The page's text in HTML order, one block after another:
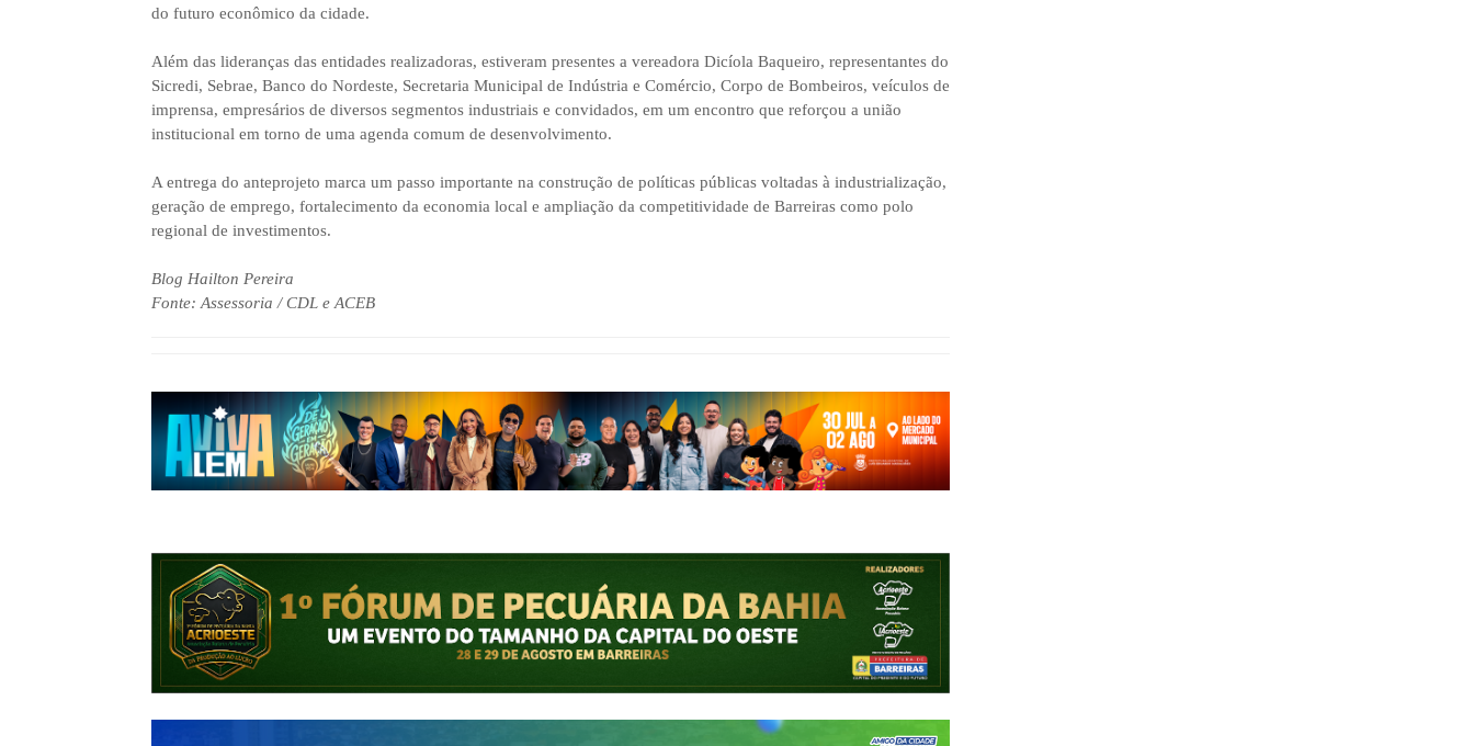
do futuro econômico da cidade.
Além das lideranças das entidades realizadoras, estiveram presentes a vereadora Dicíola Baqueiro, representantes do
Sicredi, Sebrae, Banco do Nordeste, Secretaria Municipal de Indústria e Comércio, Corpo de Bombeiros, veículos de
imprensa, empresários de diversos segmentos industriais e convidados, em um encontro que reforçou a união
institucional em torno de uma agenda comum de desenvolvimento.
A entrega do anteprojeto marca um passo importante na construção de políticas públicas voltadas à industrialização,
geração de emprego, fortalecimento da economia local e ampliação da competitividade de Barreiras como polo
regional de investimentos.
Blog Hailton Pereira
Fonte: Assessoria / CDL e ACEB